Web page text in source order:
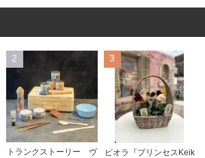
2
トランクストーリー ヴ
3
ビオラ『プリンセスKeik